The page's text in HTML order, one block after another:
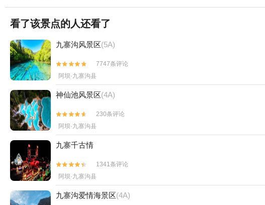
看了该景点的人还看了
九寨沟风景区(5A)


7747条评论
阿坝·九寨沟县
神仙池风景区(4A)


230条评论
阿坝·九寨沟县
九寨千古情


1341条评论
阿坝·九寨沟县
九寨沟爱情海景区(4A)